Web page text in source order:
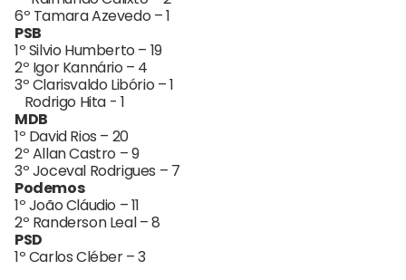
6º Tamara Azevedo – 1
PSB
1º Silvio Humberto – 19
2º Igor Kannário – 4
3º Clarisvaldo Libório – 1
Rodrigo Hita - 1
MDB
1º David Rios – 20
2º Allan Castro – 9
3º Joceval Rodrigues – 7
Podemos
1º João Cláudio – 11
2º Randerson Leal – 8
PSD
1º Carlos Cléber – 3